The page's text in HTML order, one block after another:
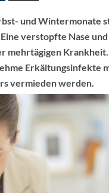
und Wintermonate
verstopfte Nase
mehrtägigen
Erkältungsinfekte
vermieden werden.